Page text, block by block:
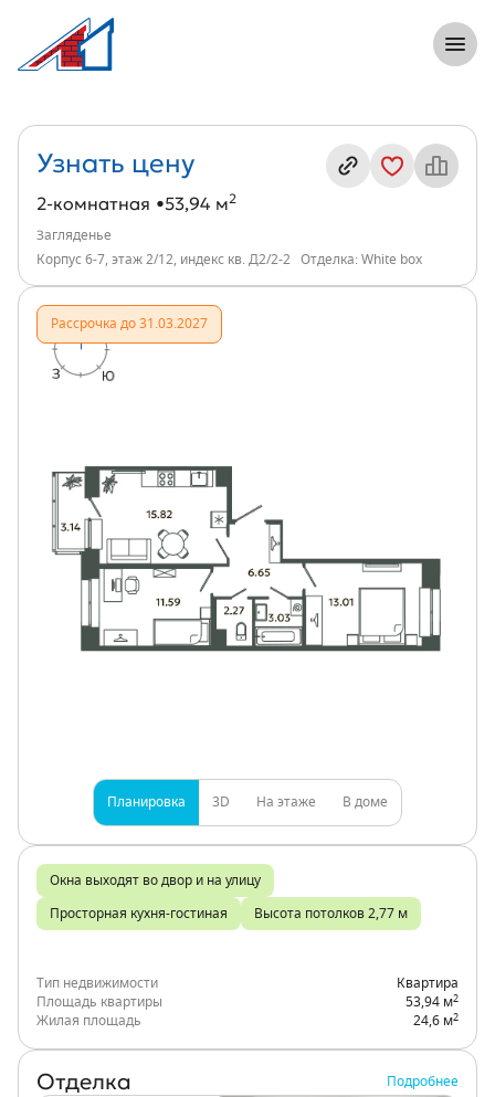
2-комнатная, 54 м², ЖК Загляденье,
Информация о квартире
Узнать цену
2-комнатная 53,94 м2
Загляденье
Корпус 6-7, этаж 2/12, индекс кв. Д2/2-2
Отделка: White box
Рассрочка до 31.03.2027
Планировка 3D На этаже В доме
Окна выходят во двор и на улицу
Просторная кухня-гостиная Высота потолков 2,77 м
Тип недвижимости
Квартира
Площадь квартиры
53,94 м2
Жилая площадь 24,6 м2
Отделка Подробнее